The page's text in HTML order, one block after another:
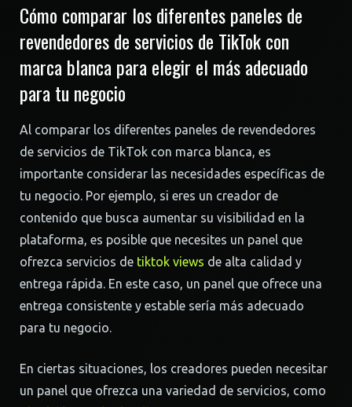
Cómo comparar los diferentes paneles de
revendedores de servicios de TikTok con
marca blanca para elegir el más adecuado
para tu negocio
Al comparar los diferentes paneles de revendedores
de servicios de TikTok con marca blanca, es
importante considerar las necesidades específicas de
tu negocio. Por ejemplo, si eres un creador de
contenido que busca aumentar su visibilidad en la
plataforma, es posible que necesites un panel que
ofrezca servicios de tiktok views de alta calidad y
entrega rápida. En este caso, un panel que ofrece una
entrega consistente y estable sería más adecuado
para tu negocio.
En ciertas situaciones, los creadores pueden necesitar
un panel que ofrezca una variedad de servicios, como